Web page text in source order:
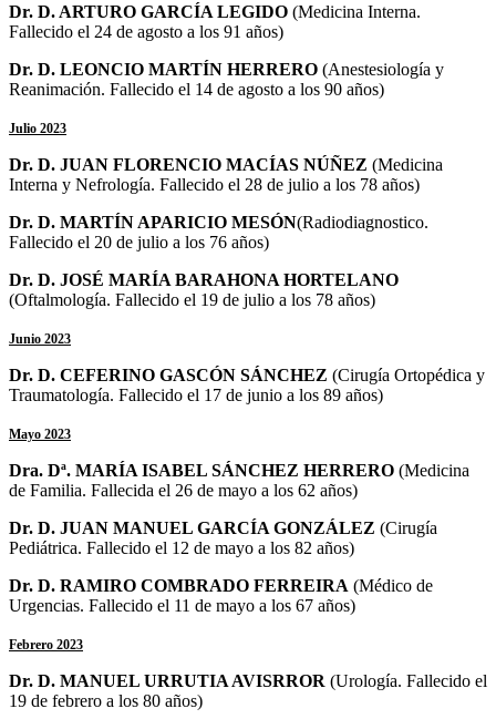
Dr. D. ARTURO GARCÍA LEGIDO (Medicina Interna.
Fallecido el 24 de agosto a los 91 años)
Dr. D. LEONCIO MARTÍN HERRERO (Anestesiología y
Reanimación. Fallecido el 14 de agosto a los 90 años)
Julio 2023
Dr. D. JUAN FLORENCIO MACÍAS NÚÑEZ (Medicina
Interna y Nefrología. Fallecido el 28 de julio a los 78 años)
Dr. D. MARTÍN APARICIO MESÓN(Radiodiagnostico.
Fallecido el 20 de julio a los 76 años)
Dr. D. JOSÉ MARÍA BARAHONA HORTELANO
(Oftalmología. Fallecido el 19 de julio a los 78 años)
Junio 2023
Dr. D. CEFERINO GASCÓN SÁNCHEZ (Cirugía Ortopédica y
Traumatología. Fallecido el 17 de junio a los 89 años)
Mayo 2023
Dra. Dª. MARÍA ISABEL SÁNCHEZ HERRERO (Medicina
de Familia. Fallecida el 26 de mayo a los 62 años)
Dr. D. JUAN MANUEL GARCÍA GONZÁLEZ (Cirugía
Pediátrica. Fallecido el 12 de mayo a los 82 años)
Dr. D. RAMIRO COMBRADO FERREIRA (Médico de
Urgencias. Fallecido el 11 de mayo a los 67 años)
Febrero 2023
Dr. D. MANUEL URRUTIA AVISRROR (Urología. Fallecido el
19 de febrero a los 80 años)